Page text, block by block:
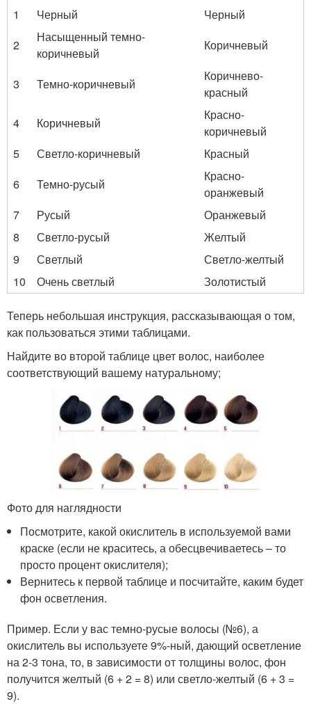
1
Черный
Черный
2
Насыщенный темно-
коричневый
Коричневый
3 Темно-коричневый
Коричнево-
красный
4
Коричневый
Красно-
коричневый
5
Светло-коричневый
Красный
6
Темно-русый
Красно-
оранжевый
7
Русый
Оранжевый
8
Светло-русый
Желтый
9
Светлый
Светло-желтый
10
Очень светлый Золотистый
Теперь небольшая инструкция, рассказывающая о том,
как пользоваться этими таблицами.
Найдите во второй таблице цвет волос, наиболее
соответствующий вашему натуральному;
Фото для наглядности
Посмотрите, какой окислитель в используемой вами
краске (если не краситесь, а обесцвечиваетесь – то
просто процент окислителя);
Вернитесь к первой таблице и посчитайте, каким будет
фон осветления.
Пример. Если у вас темно-русые волосы (№6), а
окислитель вы используете 9%-ный, дающий осветление
на 2-3 тона, то, в зависимости от толщины волос, фон
получится желтый (6 + 2 = 8) или светло-желтый (6 + 3 =
9).